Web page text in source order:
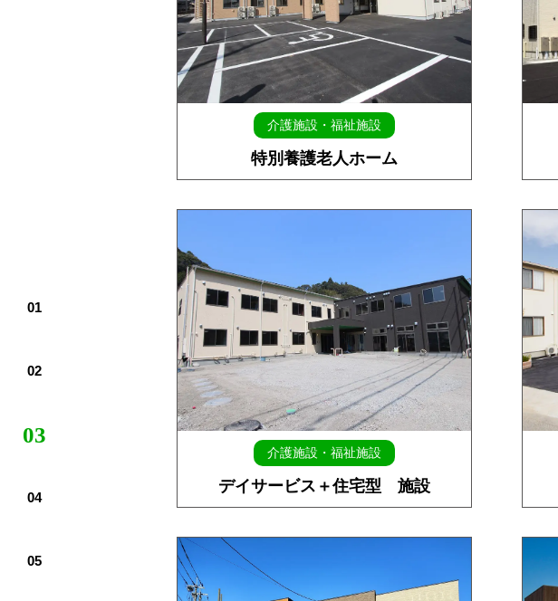
介護施設・福祉施設
特別養護老人ホーム
介護施設・福祉施設
デイサービス＋住宅型 施設